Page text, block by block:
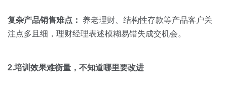
复杂产品销售难点：
养老理财、结构性存款等产品客户关
注点多且细，理财经理表述模糊易错失成交机会。
2.培训效果难衡量，不知道哪里要改进